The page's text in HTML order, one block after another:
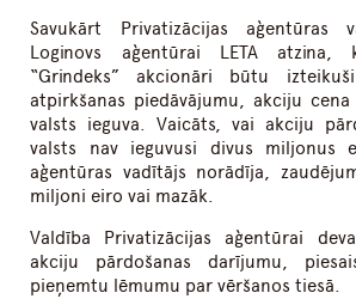
Savukārt Privatizācijas aģentūras
Loginovs aģentūrai LETA
“Grindeks” akcionāri būtu
atpirkšanas piedāvājumu, akciju
valsts ieguva. Vaicāts, vai akciju
valsts nav ieguvusi divus miljonus
aģentūras vadītājs norādīja,
miljoni eiro vai mazāk.
Valdība Privatizācijas aģentūrai
akciju pārdošanas darījumu,
pieņemtu lēmumu par vēršanos tiesā.